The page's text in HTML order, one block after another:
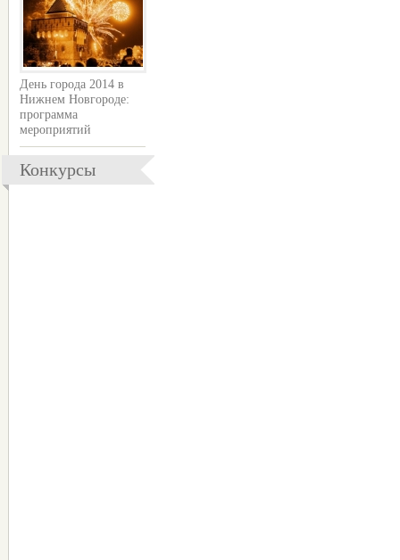
День города 2014 в
Нижнем Новгороде:
программа
мероприятий
Конкурсы